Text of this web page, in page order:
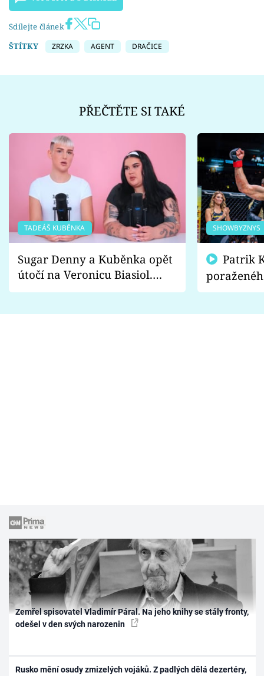
Sdílejte článek
ŠTÍTKY
ZRZKA AGENT DRAČICE
PŘEČTĚTE SI TAKÉ
TADEÁŠ KUBĚNKA
Sugar Denny a Kuběnka opět
útočí na Veronicu Biasiol.
Proč je podle nich falešná a
SHOWBYZNYS
fanoušci
Zemřel spisovatel Vladimír Páral. Na jeho knihy se stály fronty,
odešel v den svých narozenin
Rusko mění osudy zmizelých vojáků. Z padlých dělá dezertéry,